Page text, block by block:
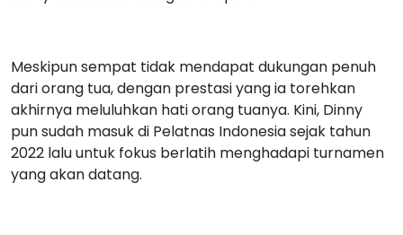
Meskipun sempat tidak mendapat dukungan penuh
dari orang tua, dengan prestasi yang ia torehkan
akhirnya meluluhkan hati orang tuanya. Kini, Dinny
pun sudah masuk di Pelatnas Indonesia sejak tahun
2022 lalu untuk fokus berlatih menghadapi turnamen
yang akan datang.